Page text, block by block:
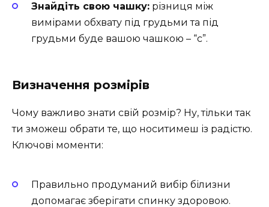
Знайдіть свою чашку: різниця між
вимірами обхвату під грудьми та під
грудьми буде вашою чашкою – “с”.
Визначення розмірів
Чому важливо знати свій розмір? Ну, тільки так
ти зможеш обрати те, що носитимеш із радістю.
Ключові моменти:
Правильно продуманий вибір білизни
допомагає зберігати спинку здоровою.